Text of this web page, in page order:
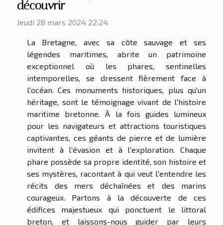
découvrir
Jeudi 28 mars 2024 22:24
La Bretagne, avec sa côte sauvage et ses
légendes maritimes, abrite un patrimoine
exceptionnel où les phares, sentinelles
intemporelles, se dressent fièrement face à
l'océan. Ces monuments historiques, plus qu'un
héritage, sont le témoignage vivant de l'histoire
maritime bretonne. À la fois guides lumineux
pour les navigateurs et attractions touristiques
captivantes, ces géants de pierre et de lumière
invitent à l'évasion et à l'exploration. Chaque
phare possède sa propre identité, son histoire et
ses mystères, racontant à qui veut l'entendre les
récits des mers déchaînées et des marins
courageux. Partons à la découverte de ces
édifices majestueux qui ponctuent le littoral
breton, et laissons-nous guider par leurs